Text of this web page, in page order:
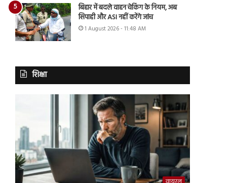
बिहार में बदले वाहन चेकिंग के नियम, अब
सिपाही और ASI नहीं करेंगे जांच
1 August 2026 - 11:48 AM
शिक्षा